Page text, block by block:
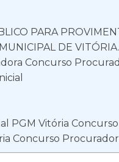
PARA
DE VITÓRIA.
Concurso
PGM Vitória
Concurso